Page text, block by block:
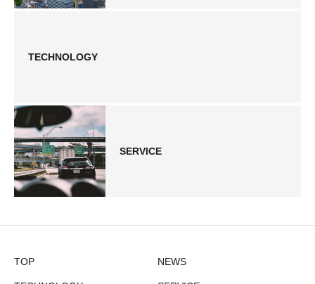
TECHNOLOGY
SERVICE
TOP NEWS